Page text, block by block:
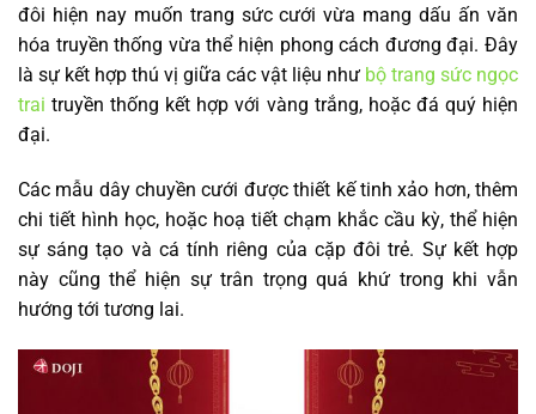
đôi hiện nay muốn trang sức cưới vừa mang dấu ấn văn
hóa truyền thống vừa thể hiện phong cách đương đại. Đây
là sự kết hợp thú vị giữa các vật liệu như bộ trang sức ngọc
trai truyền thống kết hợp với vàng trắng, hoặc đá quý hiện
đại.
Các mẫu dây chuyền cưới được thiết kế tinh xảo hơn, thêm
chi tiết hình học, hoặc hoạ tiết chạm khắc cầu kỳ, thể hiện
sự sáng tạo và cá tính riêng của cặp đôi trẻ. Sự kết hợp
này cũng thể hiện sự trân trọng quá khứ trong khi vẫn
hướng tới tương lai.